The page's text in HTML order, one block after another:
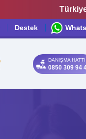
Destek
DANIŞMA HATTI
0850 309 94